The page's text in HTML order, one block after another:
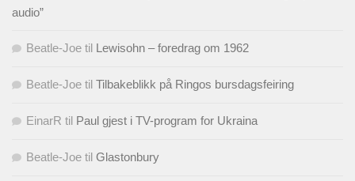
audio”
Beatle-Joe til Lewisohn – foredrag om 1962
Beatle-Joe til Tilbakeblikk på Ringos bursdagsfeiring
EinarR til Paul gjest i TV-program for Ukraina
Beatle-Joe til Glastonbury